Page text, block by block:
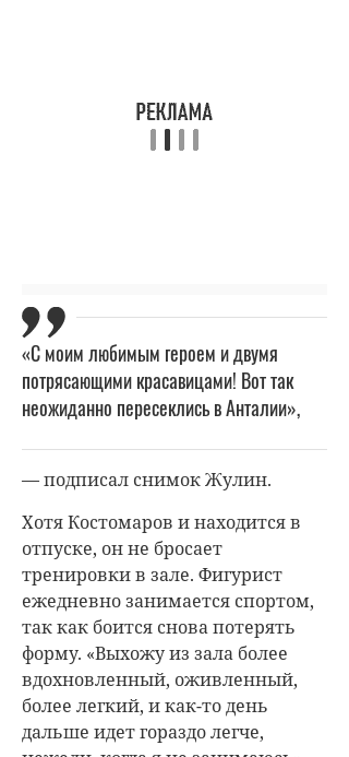
«С моим любимым героем и двумя
потрясающими красавицами! Вот так
неожиданно пересеклись в Анталии»,
— подписал снимок Жулин.
Хотя Костомаров и находится в
отпуске, он не бросает
тренировки в зале. Фигурист
ежедневно занимается спортом,
так как боится снова потерять
форму. «Выхожу из зала более
вдохновленный, оживленный,
более легкий, и как-то день
дальше идет гораздо легче,